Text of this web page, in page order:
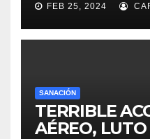
FEB 25, 2024
SANACIÓN
TERRIBLE
AÉREO,